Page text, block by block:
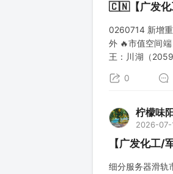
🇨🇳【广发化
0260714 新增
外 🔥市值空间
王：川湖（
0
柠檬味
2026-07-
【广发化工/
细分服务器滑轨